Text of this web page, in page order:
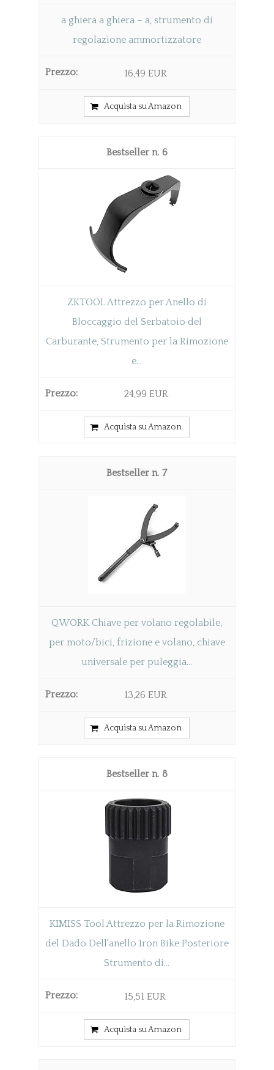
a ghiera a ghiera – a, strumento di
regolazione ammortizzatore
16,49 EUR
Acquista su Amazon
6
ZKTOOL Attrezzo per Anello di
Bloccaggio del Serbatoio del
Carburante, Strumento per la Rimozione
e...
24,99 EUR
Acquista su Amazon
7
QWORK Chiave per volano regolabile,
per moto/bici, frizione e volano, chiave
universale per puleggia...
13,26 EUR
Acquista su Amazon
8
KIMISS Tool Attrezzo per la Rimozione
del Dado Dell'anello Iron Bike Posteriore
Strumento di...
15,51 EUR
Acquista su Amazon